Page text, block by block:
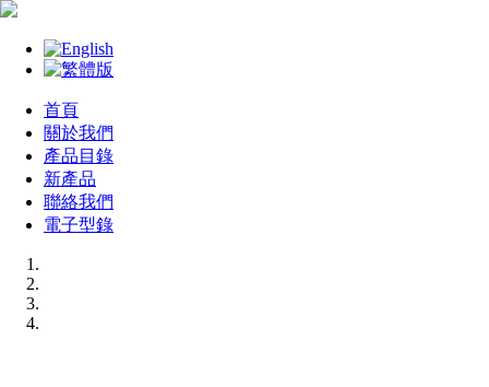
首頁
關於我們
產品目錄
新產品
聯絡我們
電子型錄